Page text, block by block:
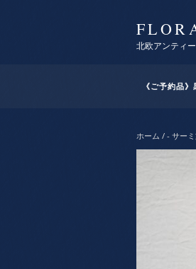
北欧アンティ
《ご予約品
ホーム / - サー